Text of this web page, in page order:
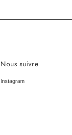
Nous suivre
Instagram